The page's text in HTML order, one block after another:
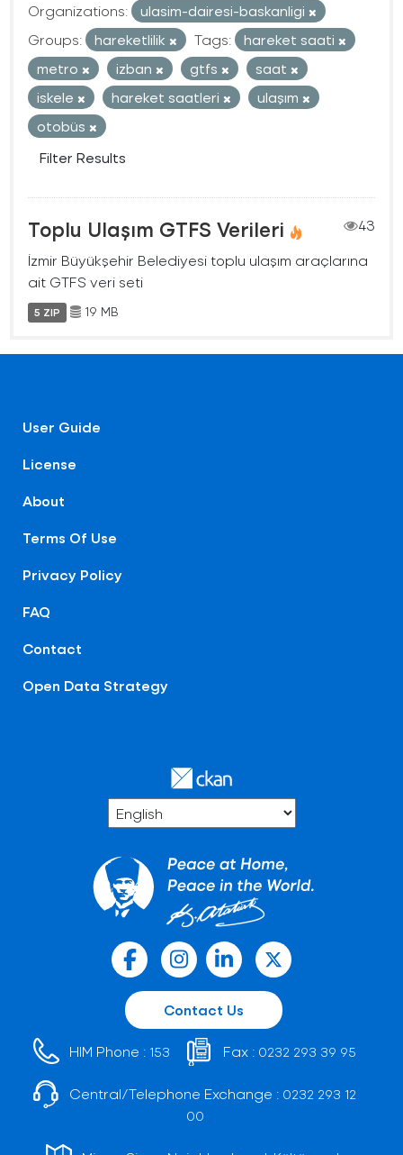
Organizations:
ulasim-dairesi-baskanligi
Groups:
hareketlilik Tags:
hareket saati
metro
izban gtfs
saat
iskele
hareket saatleri
ulaşım
otobüs
Filter Results
Toplu Ulaşım GTFS Verileri
43
İzmir Büyükşehir Belediyesi toplu ulaşım araçlarına
ait GTFS veri seti
5 ZIP 19 MB
User Guide
License
About
Terms Of Use
Privacy Policy
FAQ
Contact
Open Data Strategy
Contact Us
HIM Phone : 153 Fax : 0232 293 39 95
Central/Telephone Exchange : 0232 293 12
00